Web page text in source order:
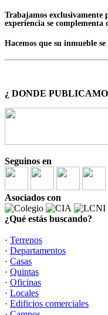
Trabajamos exclusivamente
experiencia se
Hacemos que su inmueble
¿ DONDE
Seguinos en
Asociados con
¿Qué estás buscando?
· Terrenos
· Departamentos
· Casas
· Quintas
· Oficinas
· Locales
· Edificios comerciales